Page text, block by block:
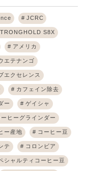
JCRC
S8X
アメリカ
エテナンゴ
エクセレンス
カフェイン除去
ー ゲイシャ
ーヒーグラインダー
ー産地 コーヒー豆
テ コロンビア
シャルティコーヒー豆